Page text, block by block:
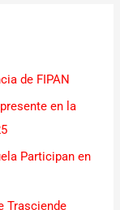
de FIPAN
en la
Participan en
Trasciende